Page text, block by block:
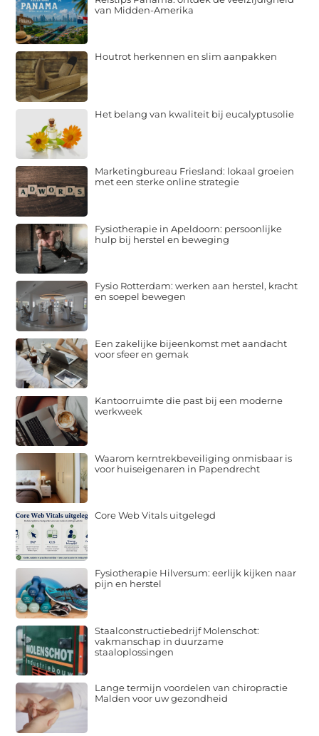
van Midden-Amerika
Houtrot herkennen en slim aanpakken
Het belang van kwaliteit bij eucalyptusolie
Marketingbureau Friesland: lokaal groeien
met een sterke online strategie
Fysiotherapie in Apeldoorn: persoonlijke
hulp bij herstel en beweging
Fysio Rotterdam: werken aan herstel, kracht
en soepel bewegen
Een zakelijke bijeenkomst met aandacht
voor sfeer en gemak
Kantoorruimte die past bij een moderne
werkweek
Waarom kerntrekbeveiliging onmisbaar is
voor huiseigenaren in Papendrecht
Core Web Vitals uitgelegd
Fysiotherapie Hilversum: eerlijk kijken naar
pijn en herstel
Staalconstructiebedrijf Molenschot:
vakmanschap in duurzame
staaloplossingen
Lange termijn voordelen van chiropractie
Malden voor uw gezondheid